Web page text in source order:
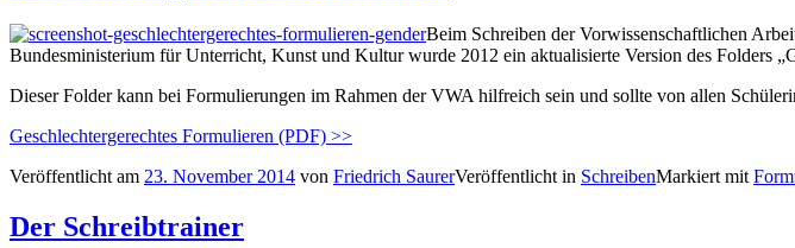
Beim Schreiben der Vorwissenschaftlichen
Bundesministerium für Unterricht, Kunst und Kultur wurde 2012 ein aktualisierte Version des Folders
Dieser Folder kann bei Formulierungen im Rahmen der VWA hilfreich sein und sollte von allen
Geschlechtergerechtes Formulieren (PDF) >>
Veröffentlicht am 23. November 2014 von Friedrich SaurerVeröffentlicht in SchreibenMarkiert mit
Der Schreibtrainer